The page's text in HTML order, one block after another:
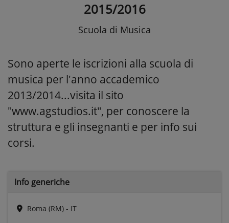
2015/2016
Scuola di Musica
Sono aperte le iscrizioni alla scuola di
musica per l'anno accademico
2013/2014...visita il sito
"www.agstudios.it", per conoscere la
struttura e gli insegnanti e per info sui
corsi.
Info generiche
Roma (RM) - IT